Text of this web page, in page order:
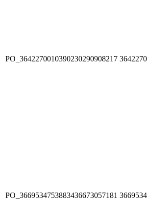
PO_3642270010390230290908217
PO_3669534753883436673057181